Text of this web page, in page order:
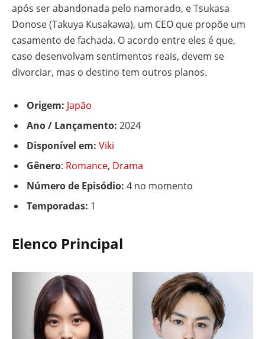
após ser abandonada pelo namorado, e Tsukasa
Donose (Takuya Kusakawa), um CEO que propõe um
casamento de fachada. O acordo entre eles é que,
caso desenvolvam sentimentos reais, devem se
divorciar, mas o destino tem outros planos.
Origem: Japão
Ano / Lançamento: 2024
Disponível em: Viki
Gênero: Romance, Drama
Número de Episódio: 4 no momento
Temporadas: 1
Elenco Principal